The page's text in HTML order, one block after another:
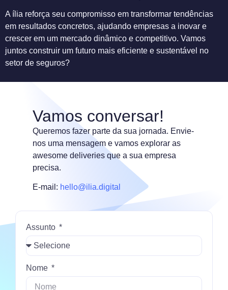
A ília reforça seu compromisso em transformar tendências
em resultados concretos, ajudando empresas a inovar e
crescer em um mercado dinâmico e competitivo. Vamos
juntos construir um futuro mais eficiente e sustentável no
setor de seguros?
Assunto
Nome
Vamos conversar!
Queremos fazer parte da sua jornada. Envie-
nos uma mensagem e vamos explorar as
awesome deliveries que a sua empresa
precisa.
E-mail: hello@ilia.digital